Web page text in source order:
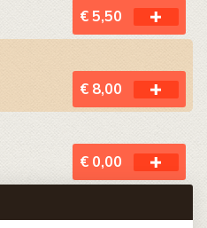
€ 5,50
€ 8,00
€ 0,00